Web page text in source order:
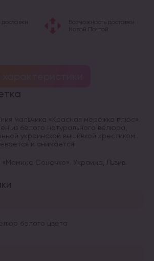
Возможность доставки
Новой Почтой
мальчика «Красная мережка плюс».
из белого натурального велюра,
украинской вышивкой крестиком.
и снимается.
Сонечко». Украина, Львив.
белого цвета